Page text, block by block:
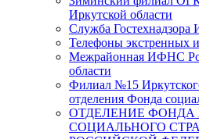
Иркутской области
Служба Гостехнадзора
Телефоны экстренных
Межрайонная ИФНС
области
Филиал №15
отделения Фонда
ОТДЕЛЕНИЕ
СОЦИАЛЬНОГО